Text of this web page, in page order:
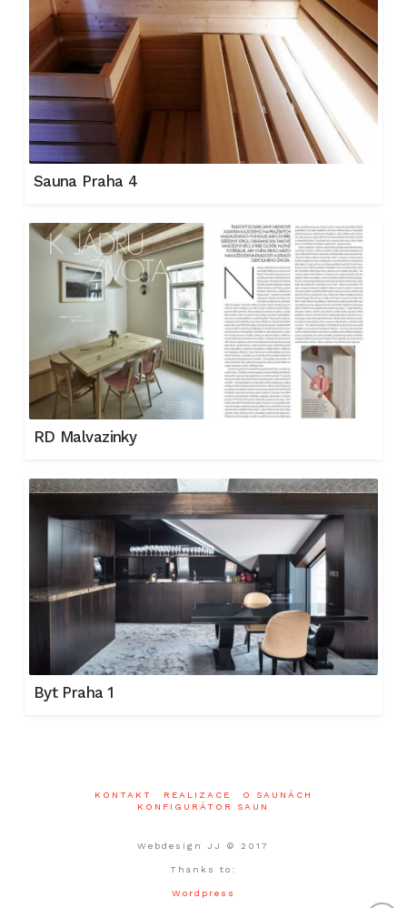
Sauna Praha 4
RD Malvazinky
Byt Praha 1
KONTAKT REALIZACE
O SAUNÁCH
KONFIGURÁTOR SAUN
Webdesign JJ © 2017
Thanks to:
Wordpress